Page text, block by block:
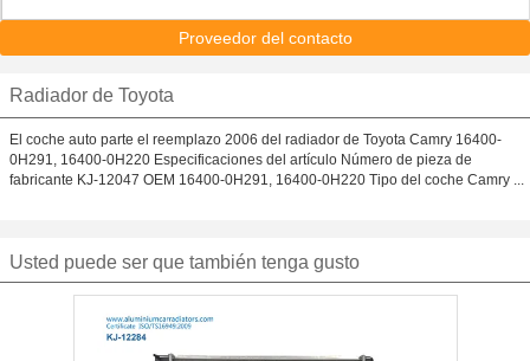
Proveedor del contacto
Radiador de Toyota
El coche auto parte el reemplazo 2006 del radiador de Toyota Camry 16400-
0H291, 16400-0H220 Especificaciones del artículo Número de pieza de
fabricante KJ-12047 OEM 16400-0H291, 16400-0H220 Tipo del coche Camry ...
Usted puede ser que también tenga gusto